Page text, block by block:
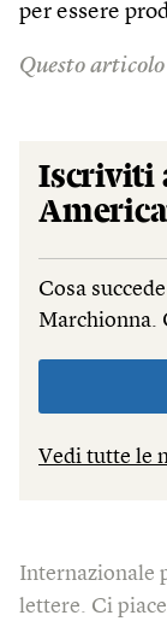
per essere
Questo
Iscriviti
Cosa
Marchionna.
Vedi tutte le
Internazionale
lettere. Ci